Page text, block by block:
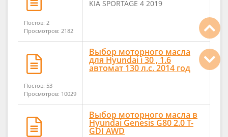
Постов: 2
Просмотров: 2182
KIA SPORTAGE 4 2019
Постов: 53
Просмотров: 10029
Выбор моторного масла
для Hyundai i 30 , 1.6
автомат 130 л.с. 2014 год
Выбор моторного масла в
Hyundai Genesis G80 2.0 T-
GDI AWD